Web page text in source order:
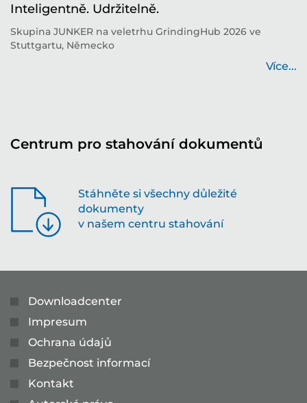
Inteligentně. Udržitelně.
Skupina JUNKER na veletrhu GrindingHub 2026 ve
Stuttgartu, Německo
Více...
Centrum pro stahování dokumentů
Stáhněte si všechny důležité
dokumenty
v našem centru stahování
Downloadcenter
Impresum
Ochrana údajů
Bezpečnost informací
Kontakt